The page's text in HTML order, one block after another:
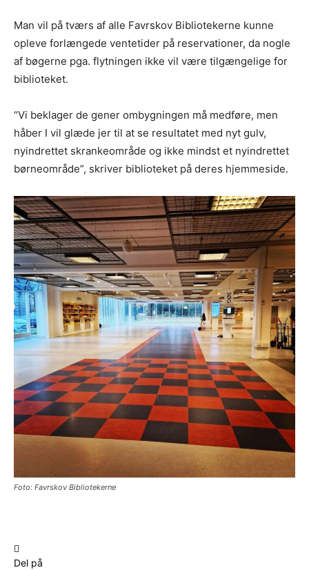
Man vil på tværs af alle Favrskov Bibliotekerne kunne
opleve forlængede ventetider på reservationer, da nogle
af bøgerne pga. flytningen ikke vil være tilgængelige for
biblioteket.
“Vi beklager de gener ombygningen må medføre, men
håber I vil glæde jer til at se resultatet med nyt gulv,
nyindrettet skrankeområde og ikke mindst et nyindrettet
børneområde”, skriver biblioteket på deres hjemmeside.
Foto: Favrskov Bibliotekerne
Del på